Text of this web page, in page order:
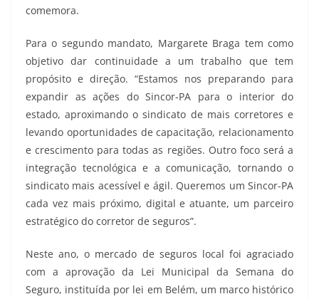
comemora.
Para o segundo mandato, Margarete Braga tem como
objetivo dar continuidade a um trabalho que tem
propósito e direção. “Estamos nos preparando para
expandir as ações do Sincor-PA para o interior do
estado, aproximando o sindicato de mais corretores e
levando oportunidades de capacitação, relacionamento
e crescimento para todas as regiões. Outro foco será a
integração tecnológica e a comunicação, tornando o
sindicato mais acessível e ágil. Queremos um Sincor-PA
cada vez mais próximo, digital e atuante, um parceiro
estratégico do corretor de seguros”.
Neste ano, o mercado de seguros local foi agraciado
com a aprovação da Lei Municipal da Semana do
Seguro, instituída por lei em Belém, um marco histórico